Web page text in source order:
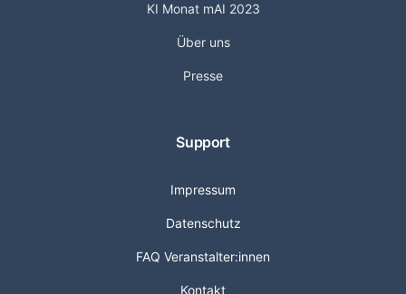
KI Monat mAI 2023
Über uns
Presse
Support
Impressum
Datenschutz
FAQ Veranstalter:innen
Kontakt